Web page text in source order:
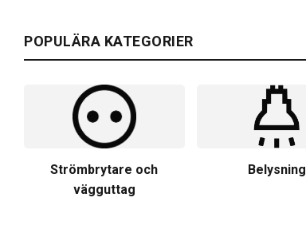
POPULÄRA KATEGORIER
Strömbrytare och
vägguttag
Belysning